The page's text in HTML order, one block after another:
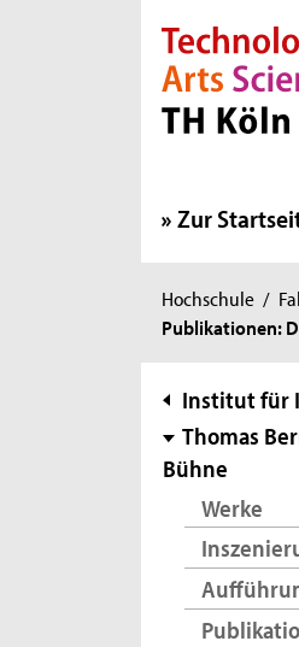
Direkt zur
Direkt zur
Direkt zum
Direkt zum
Zur
Sie
sind
Hochschule /
Publikationen:
Institut für
Thomas
Bühne
Werke